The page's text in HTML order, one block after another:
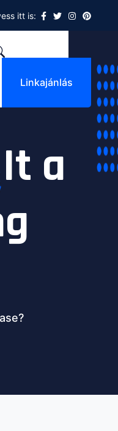
itt is:
Linkajánlás
a